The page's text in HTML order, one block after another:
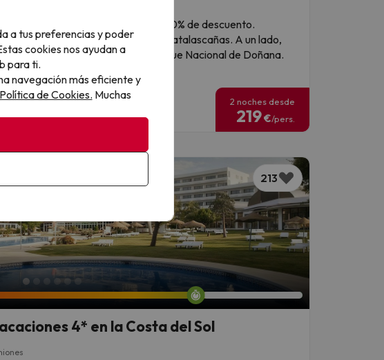
Niños de 3 a 11 años: tienen un 50% de descuento.
directo a la arena dorada de Matalascañas. A un lado,
libertad de la playa virgen del Parque Nacional de Doñana.
2 noches desde
219€/pers.
213
4* en la Costa del Sol
a tus preferencias y poder
cookies nos ayudan a
para ti.
navegación más eficiente y
Política de Cookies. Muchas